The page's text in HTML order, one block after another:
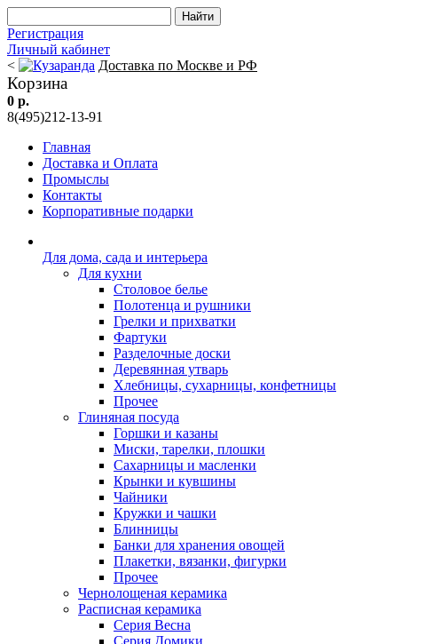
Регистрация
Личный кабинет
<
Доставка по Москве и РФ
Корзина
0 р.
8(495)212-13-91
Главная
Доставка и Оплата
Промыслы
Контакты
Корпоративные подарки
Для дома, сада и интерьера
Для кухни
Столовое белье
Полотенца и рушники
Грелки и прихватки
Фартуки
Разделочные доски
Деревянная утварь
Хлебницы, сухарницы, конфетницы
Прочее
Глиняная посуда
Горшки и казаны
Миски, тарелки, плошки
Сахарницы и масленки
Крынки и кувшины
Чайники
Кружки и чашки
Блинницы
Банки для хранения овощей
Плакетки, вязанки, фигурки
Прочее
Чернолощеная керамика
Расписная керамика
Серия Весна
Серия Домики